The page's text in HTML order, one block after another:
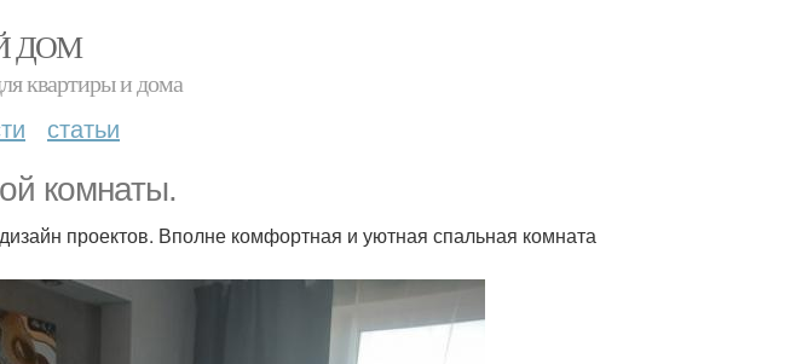
ДОМ
квартиры и дома
статьи
комнаты.
проектов. Вполне комфортная и уютная спальная комната